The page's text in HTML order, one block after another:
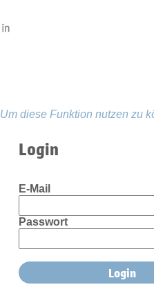
Um diese Funktion nutzen zu
Login
E-Mail
Passwort